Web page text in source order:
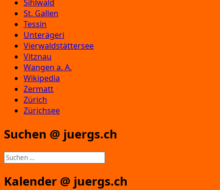
Sihlwald
St. Gallen
Tessin
Unterägeri
Vierwaldstättersee
Vitznau
Wangen a. A.
Wikipedia
Zermatt
Zürich
Zürichsee
Suchen @ juergs.ch
Suchen
nach:
Kalender @ juergs.ch